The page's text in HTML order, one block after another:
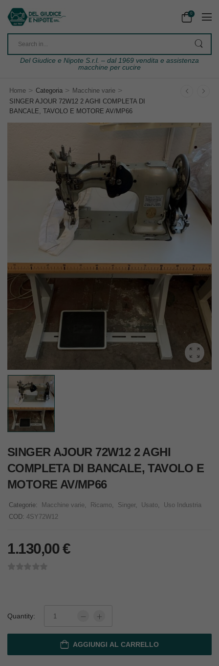
0
Del Giudice e Nipote S.r.l. – dal 1969 vendita e assistenza
macchine per cucire
Home > Categoria > Macchine varie >
SINGER AJOUR 72W12 2 AGHI COMPLETA DI
BANCALE, TAVOLO E MOTORE AV/MP66
SINGER AJOUR 72W12 2 AGHI
COMPLETA DI BANCALE, TAVOLO E
MOTORE AV/MP66
Categorie: Macchine varie, Ricamo, Singer, Usato,
Uso Industria
COD: 4SY72W12
1.130,00€
Quantity:
AGGIUNGI AL CARRELLO